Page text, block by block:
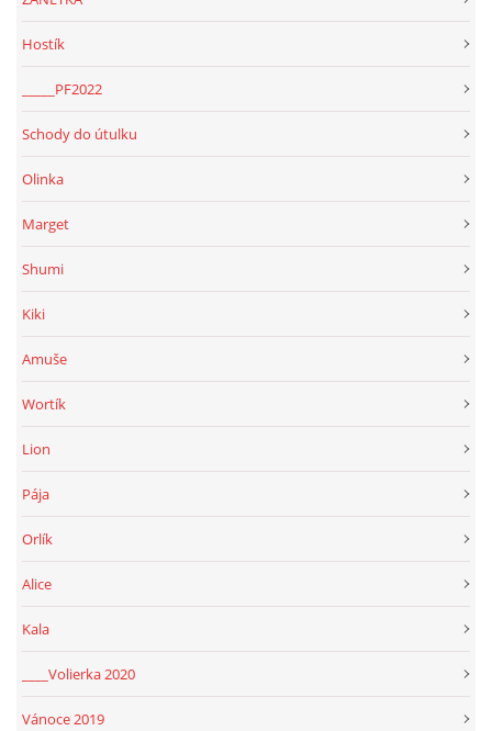
Hostík
_____PF2022
Schody do útulku
Olinka
Marget
Shumi
Kiki
Amuše
Wortík
Lion
Pája
Orlík
Alice
Kala
____Volierka 2020
Vánoce 2019